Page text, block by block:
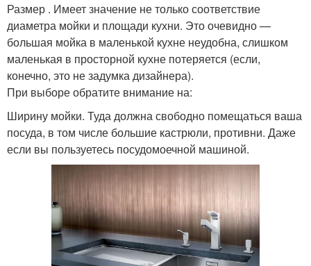
Размер . Имеет значение не только соответствие
диаметра мойки и площади кухни. Это очевидно —
большая мойка в маленькой кухне неудобна, слишком
маленькая в просторной кухне потеряется (если,
конечно, это не задумка дизайнера).
При выборе обратите внимание на:
Ширину мойки. Туда должна свободно помещаться ваша
посуда, в том числе большие кастрюли, противни. Даже
если вы пользуетесь посудомоечной машиной.